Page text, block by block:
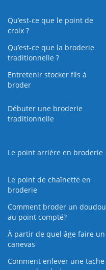
Qu’est-ce que le point de
croix ?
Qu’est-ce que la broderie
traditionnelle ?
Entretenir stocker fils à
broder
Débuter une broderie
traditionnelle
Le point arrière en broderie
Le point de chaînette en
broderie
Comment broder un doudou
au point compté?
À partir de quel âge faire un
canevas
Comment enlever une tache